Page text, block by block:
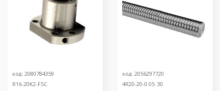
код: 2080784359
R16-20K2-FSC
код: 2056297720
4R20-20-0.05_30